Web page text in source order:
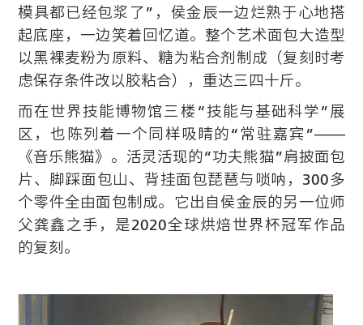
模具都已经包浆了”，侯金辰一边烂熟于心地搭
起底座，一边笑着回忆道。整个艺术面包大造型
以黑裸麦粉为原料、糖为粘合剂制成（复刻时考
虑保存条件改以胶粘合），重达三四十斤。
而在世界技能博物馆三楼“技能与基础科学”展
区，也陈列着一个同样吸睛的“常驻嘉宾”——
《音乐熊猫》。活灵活现的“功夫熊猫”肩披面包
片、脚踩面包山、背挂面包琵琶与唢呐，300多
个零件全由面包制成。它出自侯金辰的另一位师
父龚鑫之手，是2020全球烘焙世界杯冠军作品
的复刻。